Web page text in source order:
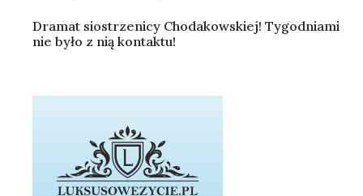
Dramat siostrzenicy Chodakowskiej! Tygodniami
nie było z nią kontaktu!